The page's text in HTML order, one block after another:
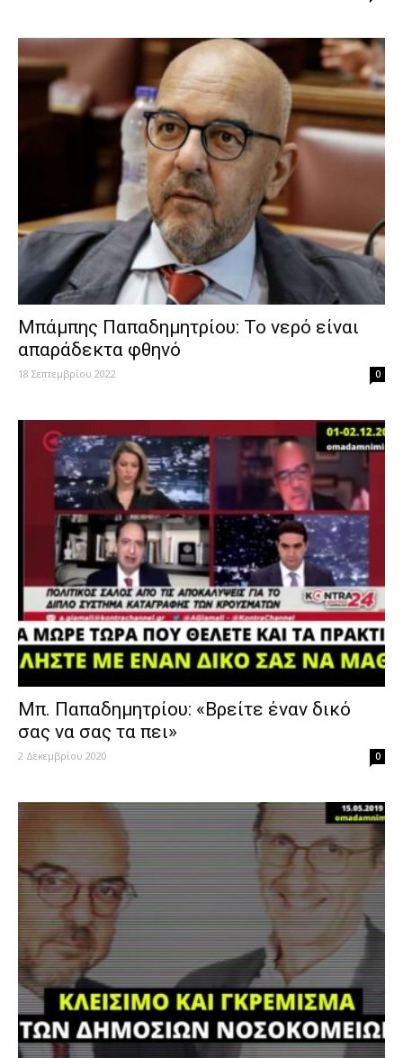
Μπάμπης Παπαδημητρίου: Το νερό είναι
απαράδεκτα φθηνό
18 Σεπτεμβρίου 2022 0
Μπ. Παπαδημητρίου: «Βρείτε έναν δικό
σας να σας τα πει»
2 Δεκεμβρίου 2020 0